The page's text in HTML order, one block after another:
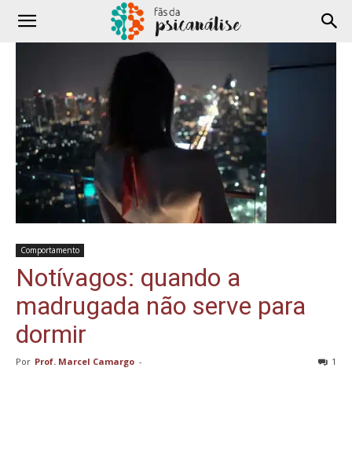
Comportamento
Notívagos: quando a
madrugada não serve para
dormir
Por Prof. Marcel Camargo - 1